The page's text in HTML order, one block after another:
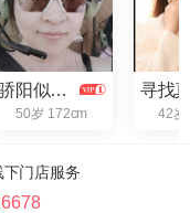
骄阳似火2025
50岁 172cm 42岁
门店服务